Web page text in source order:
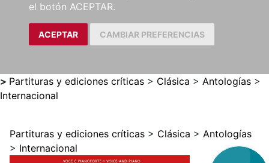
el botón ACEPTAR.
ACEPTAR CAMBIAR PREFERENCIAS
> Partituras y ediciones críticas > Clásica > Antologías >
Internacional
Partituras y ediciones críticas > Clásica > Antologías
> Internacional